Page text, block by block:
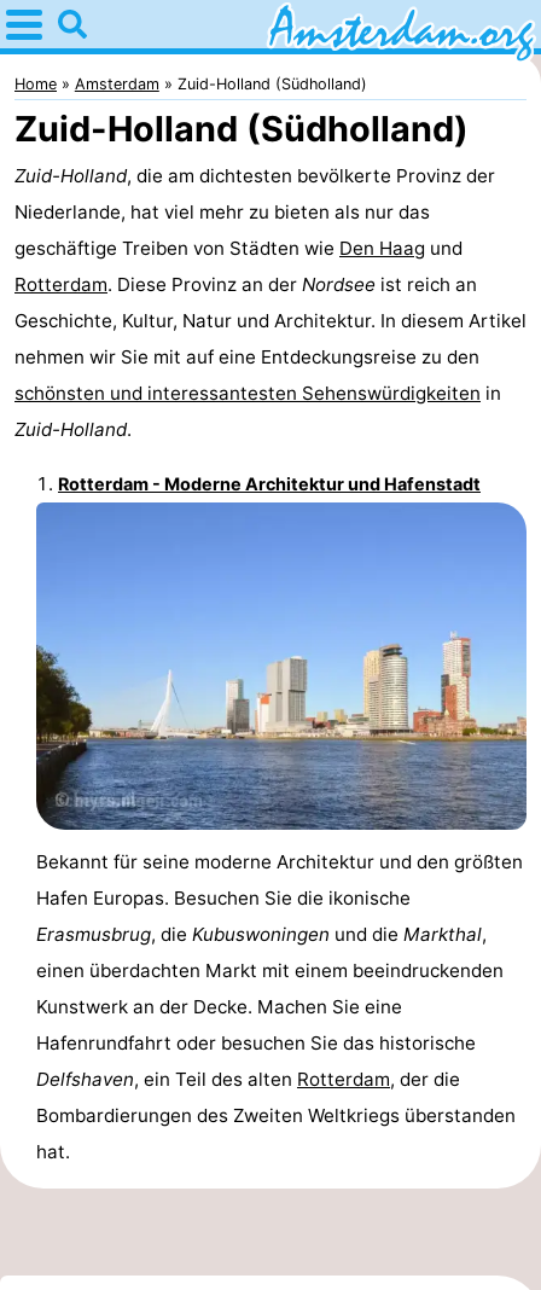
Home
Amsterdam
Interessante
Ausflüge
Für
Kindern
Für
Junge
Erwachsene
Kostenlos
Übernachten
Appartements
Ferienhäuser
Amsterdamse
Bos
Spaarnwoude
Hotels
Zimmer
Lastminutes
Attraktionen
Denkmäler
-
Home Amsterdam Zuid-Holland (Südholland)
Zuid-Holland (Südholland)
Zuid-Holland, die am dichtesten bevölkerte Provinz der
Niederlande, hat viel mehr zu bieten als nur das
geschäftige Treiben von Städten wie Den Haag und
Rotterdam. Diese Provinz an der Nordsee ist reich an
Geschichte, Kultur, Natur und Architektur. In diesem Artikel
nehmen wir Sie mit auf eine Entdeckungsreise zu den
schönsten und interessantesten Sehenswürdigkeiten in
Zuid-Holland.
Rotterdam - Moderne Architektur und Hafenstadt
Bekannt für seine moderne Architektur und den größten
Hafen Europas. Besuchen Sie die ikonische
Erasmusbrug, die Kubuswoningen und die Markthal,
einen überdachten Markt mit einem beeindruckenden
Kunstwerk an der Decke. Machen Sie eine
Hafenrundfahrt oder besuchen Sie das historische
Delfshaven, ein Teil des alten Rotterdam, der die
Bombardierungen des Zweiten Weltkriegs überstanden
hat.